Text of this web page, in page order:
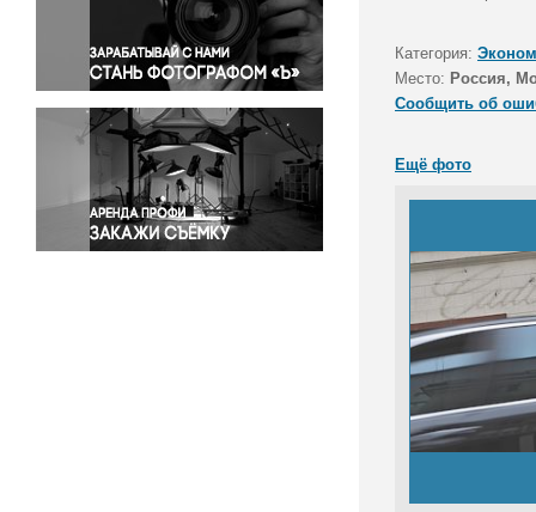
Правосудие
Происшествия и конфликты
Религия
Светская жизнь
Спорт
Экология
Экономика и бизнес
Категория:
Место: Россия,
Сообщить об
Ещё фото